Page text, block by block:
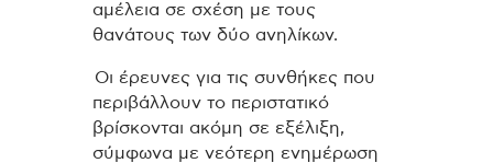
αμέλεια σε σχέση με τους
θανάτους των δύο ανηλίκων.
Οι έρευνες για τις συνθήκες που
περιβάλλουν το περιστατικό
βρίσκονται ακόμη σε εξέλιξη,
σύμφωνα με νεότερη ενημέρωση